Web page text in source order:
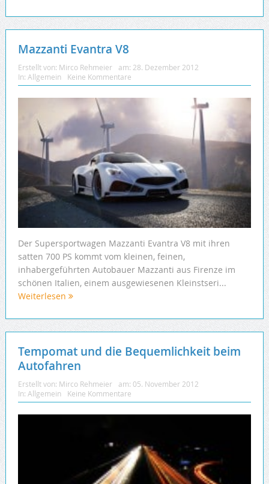
Mazzanti Evantra V8
Erstellt von: Mirco Rehmeier am: 28. Dezember 2012
In: Allgemein Keine Kommentare
Der Supersportwagen Mazzanti Evantra V8 mit ihren
satten 700 PS kommt vom kleinen, feinen,
inhabergeführten Autobauer Mazzanti aus Firenze im
schönen Italien, einem ausgewiesenen Kleinstseri...
Weiterlesen
Tempomat und die Bequemlichkeit beim
Autofahren
Erstellt von: Mirco Rehmeier am: 05. November 2012
In: Allgemein Keine Kommentare